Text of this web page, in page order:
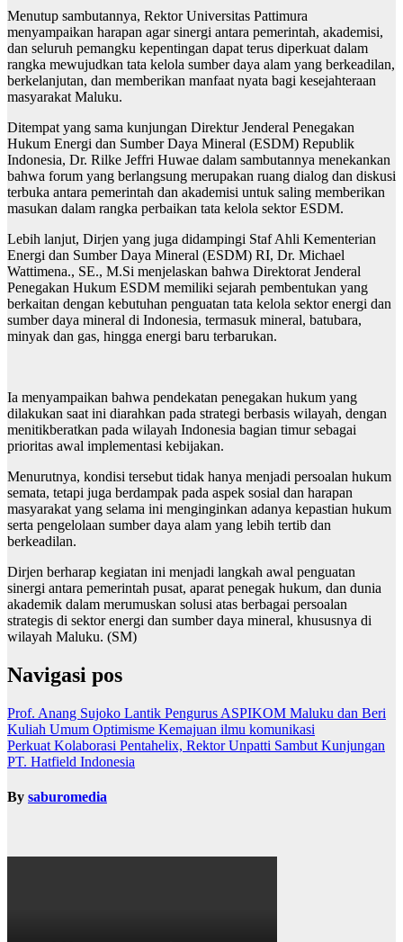
Menutup sambutannya, Rektor Universitas Pattimura
menyampaikan harapan agar sinergi antara pemerintah, akademisi,
dan seluruh pemangku kepentingan dapat terus diperkuat dalam
rangka mewujudkan tata kelola sumber daya alam yang berkeadilan,
berkelanjutan, dan memberikan manfaat nyata bagi kesejahteraan
masyarakat Maluku.
Ditempat yang sama kunjungan Direktur Jenderal Penegakan
Hukum Energi dan Sumber Daya Mineral (ESDM) Republik
Indonesia, Dr. Rilke Jeffri Huwae dalam sambutannya menekankan
bahwa forum yang berlangsung merupakan ruang dialog dan diskusi
terbuka antara pemerintah dan akademisi untuk saling memberikan
masukan dalam rangka perbaikan tata kelola sektor ESDM.
Lebih lanjut, Dirjen yang juga didampingi Staf Ahli Kementerian
Energi dan Sumber Daya Mineral (ESDM) RI, Dr. Michael
Wattimena., SE., M.Si menjelaskan bahwa Direktorat Jenderal
Penegakan Hukum ESDM memiliki sejarah pembentukan yang
berkaitan dengan kebutuhan penguatan tata kelola sektor energi dan
sumber daya mineral di Indonesia, termasuk mineral, batubara,
minyak dan gas, hingga energi baru terbarukan.
Ia menyampaikan bahwa pendekatan penegakan hukum yang
dilakukan saat ini diarahkan pada strategi berbasis wilayah, dengan
menitikberatkan pada wilayah Indonesia bagian timur sebagai
prioritas awal implementasi kebijakan.
Menurutnya, kondisi tersebut tidak hanya menjadi persoalan hukum
semata, tetapi juga berdampak pada aspek sosial dan harapan
masyarakat yang selama ini menginginkan adanya kepastian hukum
serta pengelolaan sumber daya alam yang lebih tertib dan
berkeadilan.
Dirjen berharap kegiatan ini menjadi langkah awal penguatan
sinergi antara pemerintah pusat, aparat penegak hukum, dan dunia
akademik dalam merumuskan solusi atas berbagai persoalan
strategis di sektor energi dan sumber daya mineral, khususnya di
wilayah Maluku. (SM)
Navigasi pos
Prof. Anang Sujoko Lantik Pengurus ASPIKOM Maluku dan Beri
Kuliah Umum Optimisme Kemajuan ilmu komunikasi
Perkuat Kolaborasi Pentahelix, Rektor Unpatti Sambut Kunjungan
PT. Hatfield Indonesia
By saburomedia